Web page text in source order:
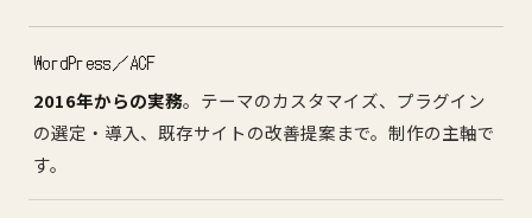
WordPress／ACF
2016年からの実務。テーマのカスタマイズ、プラグイン
の選定・導入、既存サイトの改善提案まで。制作の主軸で
す。